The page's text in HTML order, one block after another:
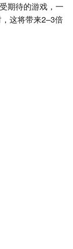
期待的游戏，一
这将带来2–3倍